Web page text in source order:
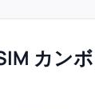
カン